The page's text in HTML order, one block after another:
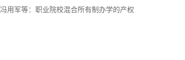
底...
冯用军等：职业院校混合所有制办学的产权